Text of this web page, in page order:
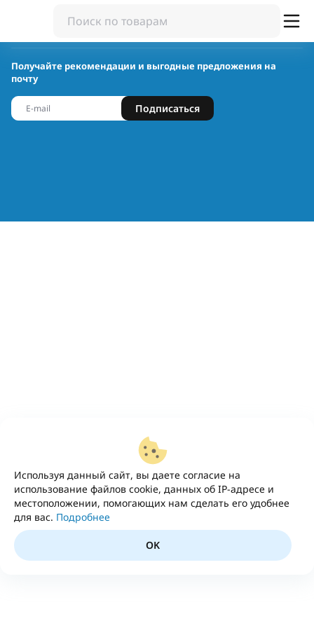
Используя данный сайт, вы даете согласие на
использование файлов cookie, данных об IP-адресе и
местоположении, помогающих нам сделать его удобнее
для вас. Подробнее
OK
Получайте рекомендации и выгодные предложения на
почту
Подписаться